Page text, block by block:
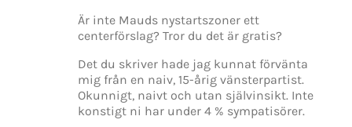
Är inte Mauds nystartszoner ett
centerförslag? Tror du det är gratis?
Det du skriver hade jag kunnat förvänta
mig från en naiv, 15-årig vänsterpartist.
Okunnigt, naivt och utan självinsikt. Inte
konstigt ni har under 4 % sympatisörer.